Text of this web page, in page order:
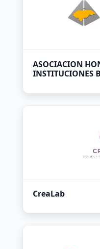
ASOCIACION
INSTITUCIONES
CreaLab